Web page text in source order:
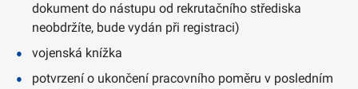
dokument do nástupu od rekrutačního střediska
neobdržíte, bude vydán při registraci)
vojenská knížka
potvrzení o ukončení pracovního poměru v posledním